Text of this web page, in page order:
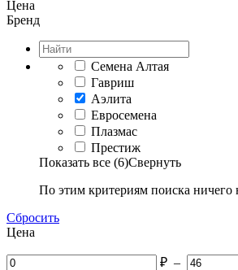
Цена
Бренд
Семена Алтая
Гавриш
Аэлита
Евросемена
Плазмас
Престиж
Показать все (6)Свернуть
По этим критериям поиска ничего
Сбросить
Цена
₽ –